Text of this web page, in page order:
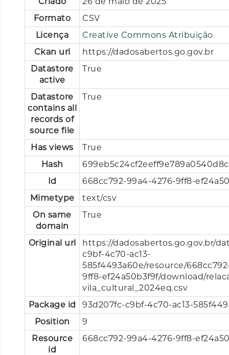
Formato
CSV
Licença
Creative Commons Atribuição
Ckan url
https://dadosabertos.go.gov.br
Datastore
active
True
Datastore
contains all
records of
source file
True
Has views
True
Hash
Id
668cc792-99a4-4276-9ff8-
Mimetype
text/csv
On same
domain
True
Original url
https://dadosabertos.go.gov.br/
c9bf-4c70-ac13-
585f4493a60e/resource/
9ff8-ef24a50b3f9f/download/
vila_cultural_2024eq.csv
Package id
93d207fc-c9bf-4c70-ac13-
Position
9
Resource
id
668cc792-99a4-4276-9ff8-